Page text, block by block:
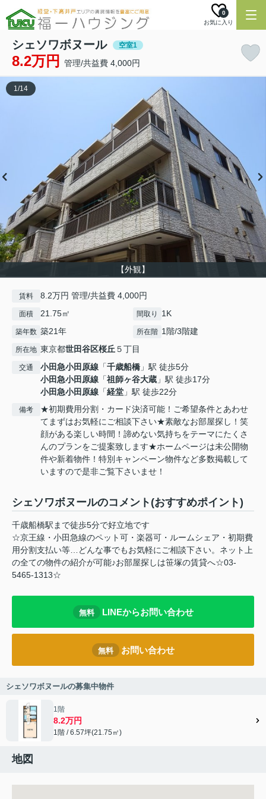
お気に入り
0
シェソワボヌール 空室1
8.2万円 管理/共益費 4,000円
【外観】
1/14
賃料 8.2万円 管理/共益費 4,000円
面積 21.75㎡ 間取り 1K
築年数 築21年 所在階 1階/3階建
所在地 東京都世田谷区桜丘５丁目
交通 小田急小田原線 「千歳船橋 」駅 徒歩5分
小田急小田原線 「祖師ヶ谷大蔵 」駅 徒歩17分
小田急小田原線 「経堂 」駅 徒歩22分
備考
★初期費用分割・カード決済可能！ご希望条件とあわせ
てまずはお気軽にご相談下さい★素敵なお部屋探し！笑
顔がある楽しい時間！諦めない気持ちをテーマにたくさ
んのプランをご提案致します★ホームページは未公開物
件や新着物件！特別キャンペーン物件など多数掲載して
いますので是非ご覧下さいませ！
シェソワボヌールのコメント(おすすめポイント)
千歳船橋駅まで徒歩5分で好立地です
☆京王線・小田急線のペット可・楽器可・ルームシェア・初期費
用分割支払い等…どんな事でもお気軽にご相談下さい。ネット上
の全ての物件の紹介が可能♪お部屋探しは笹塚の賃貸へ☆03-
5465-1313☆
無料 LINEからお問い合わせ
無料 お問い合わせ
シェソワボヌールの募集中物件
1階
8.2万円
1階 / 6.57坪(21.75㎡)
地図